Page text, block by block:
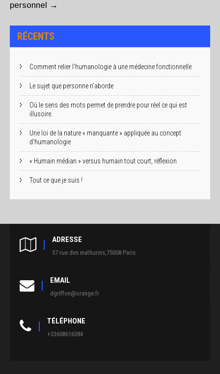
personnel
→
RÉCENTS
Comment relier l’humanologie à une médecine fonctionnelle
Le sujet que personne n’aborde
Où le sens des mots permet de prendre pour réel ce qui est
illusoire.
Une loi de la nature « manquante » appliquée au concept
d’humanologie
« Humain médian » versus humain tout court, réflexion
Tout ce que je suis !
ADRESSE
57 rue des mathurins,75008 Paris
EMAIL
dgriffon@orange.fr
TÉLÉPHONE
+33608616384